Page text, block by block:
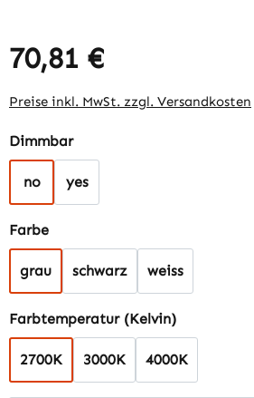
Regulärer Preis:
70,81 €
Preise inkl. MwSt. zzgl. Versandkosten
Dimmbarauswählen
no yes
Farbeauswählen
grau schwarz weiss
Farbtemperatur (Kelvin)auswählen
2700K 3000K 4000K